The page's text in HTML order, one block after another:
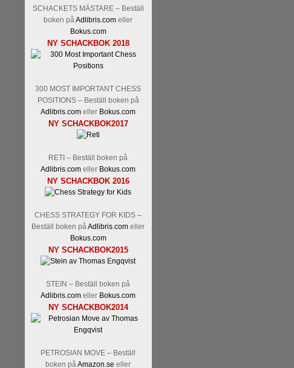
SCHACKETS MÄSTARE – Beställ
boken på Adlibris.com eller
Bokus.com
NY SCHACKBOK 2018
300 MOST IMPORTANT CHESS
POSITIONS – Beställ boken på
Adlibris.com eller Bokus.com
NY SCHACKBOK2017
RETI – Beställ boken på
Adlibris.com eller Bokus.com
NY SCHACKBOK 2016
CHESS STRATEGY FOR KIDS –
Beställ boken på Adlibris.com eller
Bokus.com
NY SCHACKBOK2015
STEIN – Beställ boken på
Adlibris.com eller Bokus.com
NY SCHACKBOK2014
PETROSIAN MOVE – Beställ
boken på Amazon.se eller